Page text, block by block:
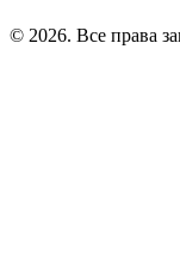
© 2026. Все права